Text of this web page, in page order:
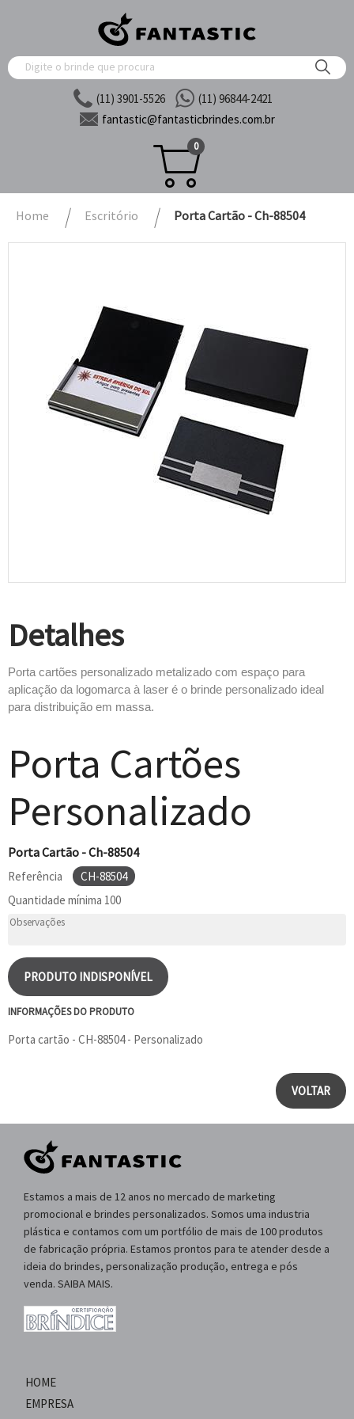
(11) 3901-5526
(11) 96844-2421
fantastic@fantasticbrindes.com.br
0
Home Escritório Porta Cartão - Ch-88504
Detalhes
Porta cartões personalizado metalizado com espaço para
aplicação da logomarca à laser é o brinde personalizado ideal
para distribuição em massa.
Porta Cartões
Personalizado
Porta Cartão - Ch-88504
Referência
CH-88504
Quantidade mínima 100
PRODUTO INDISPONÍVEL
INFORMAÇÕES DO PRODUTO
Porta cartão - CH-88504 - Personalizado
VOLTAR
Estamos a mais de 12 anos no mercado de marketing
promocional e brindes personalizados. Somos uma industria
plástica e contamos com um portfólio de mais de 100 produtos
de fabricação própria. Estamos prontos para te atender desde a
ideia do brindes, personalização produção, entrega e pós
venda. SAIBA MAIS.
HOME
EMPRESA